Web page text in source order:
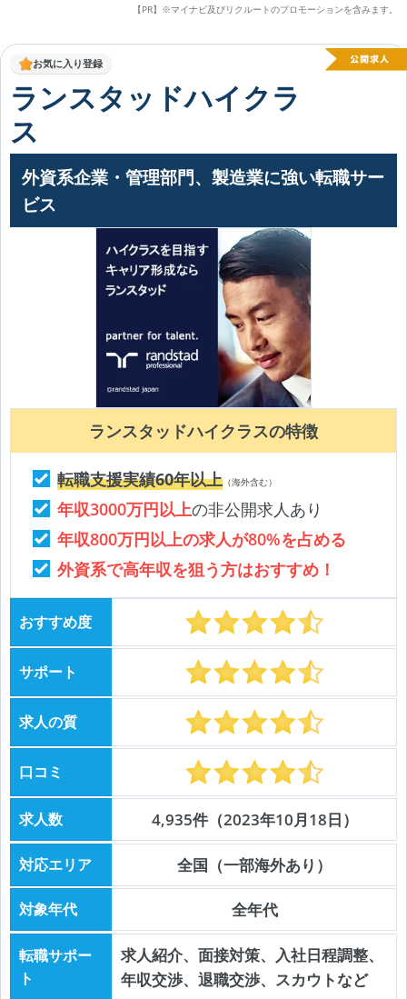
【PR】※マイナビ及びリクルートのプロモーションを含みます。
お気に入り登録
ランスタッドハイクラ
ス
外資系企業・管理部門、製造業に強い転職サー
ビス
ランスタッドハイクラスの特徴
転職支援実績60年以上（海外含む）
年収3000万円以上の非公開求人あり
年収800万円以上の求人が80%を占める
外資系で高年収を狙う方はおすすめ！
おすすめ度
サポート
求人の質
口コミ
求人数 4,935件（2023年10月18日）
対応エリア 全国（一部海外あり）
対象年代 全年代
転職サポー
ト
求人紹介、面接対策、入社日程調整、
年収交渉、退職交渉、スカウトなど